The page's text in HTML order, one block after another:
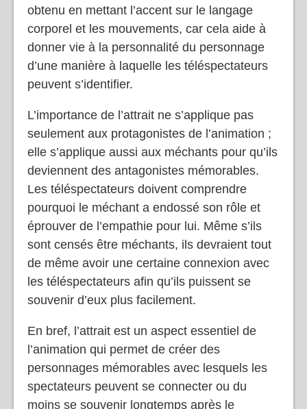
obtenu en mettant l’accent sur le langage
corporel et les mouvements, car cela aide à
donner vie à la personnalité du personnage
d’une manière à laquelle les téléspectateurs
peuvent s’identifier.
L’importance de l’attrait ne s’applique pas
seulement aux protagonistes de l’animation ;
elle s’applique aussi aux méchants pour qu’ils
deviennent des antagonistes mémorables.
Les téléspectateurs doivent comprendre
pourquoi le méchant a endossé son rôle et
éprouver de l’empathie pour lui. Même s’ils
sont censés être méchants, ils devraient tout
de même avoir une certaine connexion avec
les téléspectateurs afin qu’ils puissent se
souvenir d’eux plus facilement.
En bref, l’attrait est un aspect essentiel de
l’animation qui permet de créer des
personnages mémorables avec lesquels les
spectateurs peuvent se connecter ou du
moins se souvenir longtemps après le